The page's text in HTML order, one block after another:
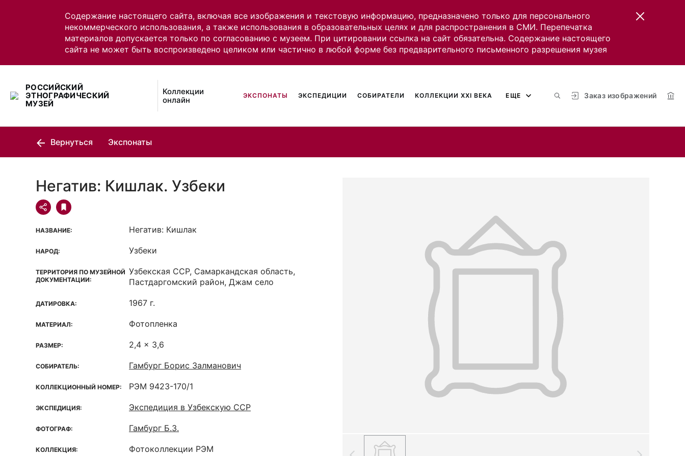
Содержание настоящего сайта, включая все изображения и текстовую информацию, предназначено только для персонального
некоммерческого использования, а также использования в образовательных целях и для распространения в СМИ. Перепечатка
материалов допускается только по согласованию с музеем. При цитировании ссылка на сайт обязательна. Содержание настоящего
сайта не может быть воспроизведено целиком или частично в любой форме без предварительного письменного разрешения музея
РОССИЙСКИЙ
ЭТНОГРАФИЧЕСКИЙ
МУЗЕЙ
Коллекции
онлайн
Заказ изображений
ЭКСПОНАТЫ ЭКСПЕДИЦИИ СОБИРАТЕЛИ КОЛЛЕКЦИИ XXI ВЕКА ЕЩЕ
Вернуться Экспонаты
Негатив: Кишлак. Узбеки
НАЗВАНИЕ: Негатив: Кишлак
НАРОД: Узбеки
ТЕРРИТОРИЯ ПО МУЗЕЙНОЙ
ДОКУМЕНТАЦИИ:
Узбекская ССР, Самаркандская область,
Пастдаргомский район, Джам село
ДАТИРОВКА: 1967 г.
МАТЕРИАЛ: Фотопленка
РАЗМЕР: 2,4 x 3,6
СОБИРАТЕЛЬ: Гамбург Борис Залманович
КОЛЛЕКЦИОННЫЙ НОМЕР: РЭМ 9423-170/1
ЭКСПЕДИЦИЯ: Экспедиция в Узбекскую ССР
ФОТОГРАФ: Гамбург Б.З.
КОЛЛЕКЦИЯ: Фотоколлекции РЭМ